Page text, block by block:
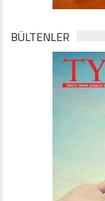
BÜLTENLER